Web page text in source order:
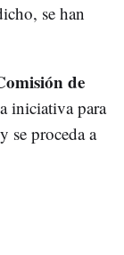
se han
de
iniciativa para
se proceda a